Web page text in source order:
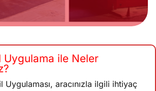
Uygulama ile Neler
Uygulaması, aracınızla ilgili ihtiyaç